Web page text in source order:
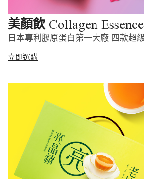
美顏飲 Collagen Essence
日本專利膠原蛋白第一大廠 四款超
立即選購